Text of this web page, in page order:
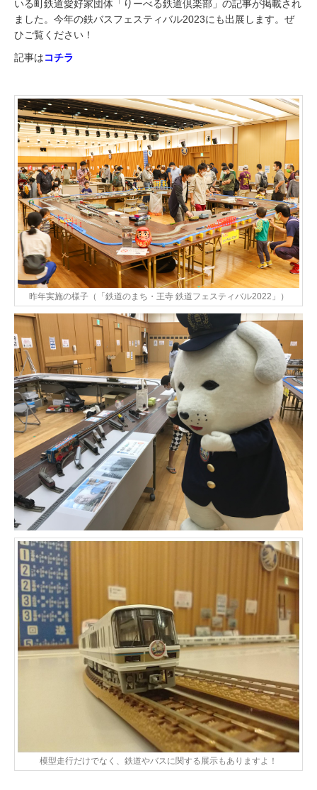
いる町鉄道愛好家団体「りーべる鉄道倶楽部」の記事が掲載され
ました。今年の鉄バスフェスティバル2023にも出展します。ぜ
ひご覧ください！
記事はコチラ
昨年実施の様子（「鉄道のまち・王寺 鉄道フェスティバル2022」）
模型走行だけでなく、鉄道やバスに関する展示もありますよ！